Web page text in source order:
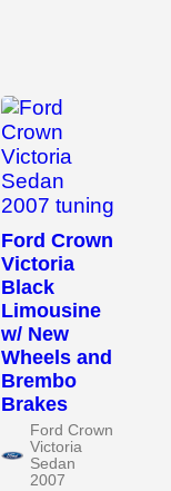
Ford Crown
Victoria
Black
Limousine
w/ New
Wheels and
Brembo
Brakes
Ford Crown
Victoria
Sedan
2007